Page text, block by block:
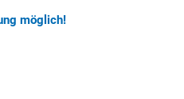
möglich!